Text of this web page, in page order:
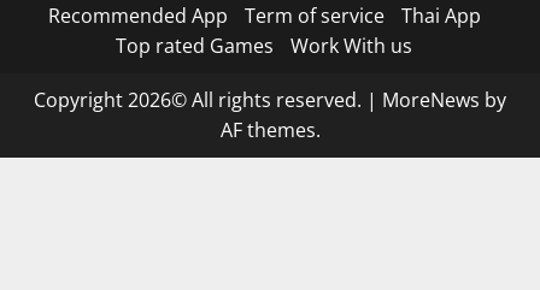
Recommended App
Term of service
Thai App
Top rated Games
Work With us
Copyright 2026© All rights reserved. | MoreNews by
AF themes.